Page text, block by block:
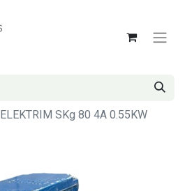
ELEKTRIM SKg 80 4A 0.55KW